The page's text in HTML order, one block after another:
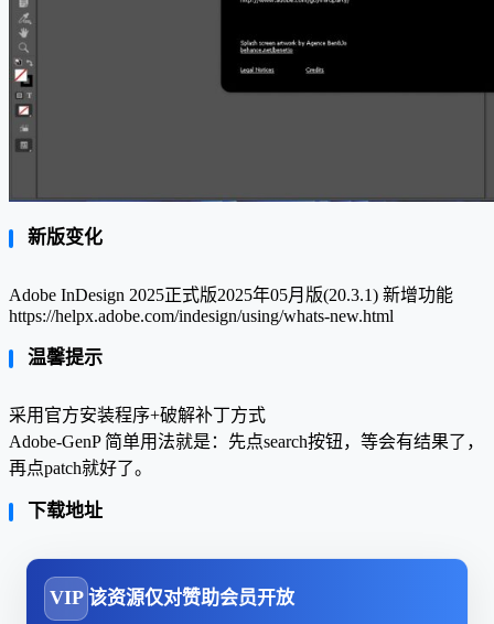
新版变化
Adobe InDesign 2025正式版2025年05月版(20.3.1) 新增功能
https://helpx.adobe.com/indesign/using/whats-new.html
温馨提示
采用官方安装程序+破解补丁方式
Adobe-GenP 简单用法就是：先点search按钮，等会有结果了，
再点patch就好了。
下载地址
VIP 该资源仅对赞助会员开放